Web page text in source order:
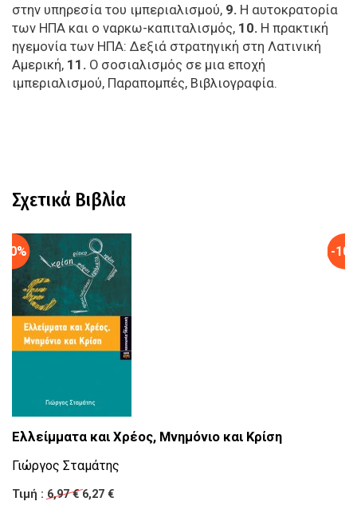
στην υπηρεσία του ιμπεριαλισμού, 9. Η αυτοκρατορία
των ΗΠΑ και ο ναρκω-καπιταλισμός, 10. Η πρακτική
ηγεμονία των ΗΠΑ: Δεξιά στρατηγική στη Λατινική
Αμερική, 11. Ο σοσιαλισμός σε μια εποχή
ιμπεριαλισμού, Παραπομπές, Βιβλιογραφία.
Σχετικά Βιβλία
Ελλείμματα και Χρέος, Μνημόνιο και Κρίση
Γιώργος Σταμάτης
Τιμή : 6,97 €6,27 €
-